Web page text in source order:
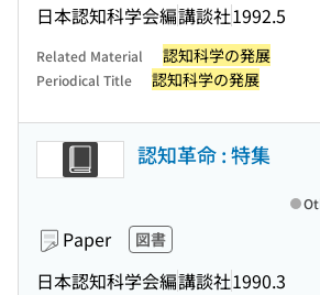
日本認知科学会編講談社1992.5
Related Material 認知科学の発展
Periodical Title 認知科学の発展
認知革命 : 特集
Paper 図書
日本認知科学会編講談社1990.3